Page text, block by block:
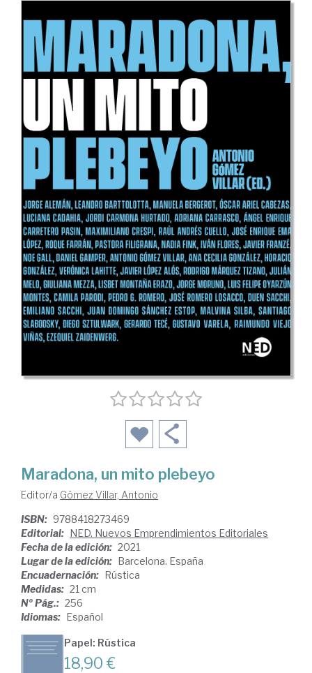
Maradona, un mito plebeyo
Editor/a Gómez Villar, Antonio
ISBN: 9788418273469
Editorial: NED. Nuevos Emprendimientos Editoriales
Fecha de la edición: 2021
Lugar de la edición: Barcelona. España
Encuadernación: Rústica
Medidas: 21 cm
Nº Pág.: 256
Idiomas: Español
Papel: Rústica
18,90 €